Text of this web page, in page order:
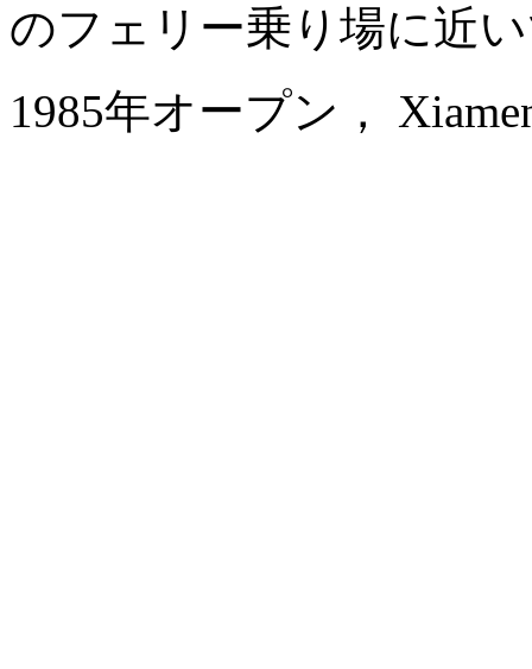
のフェリー乗り場に近
1985年オープン，